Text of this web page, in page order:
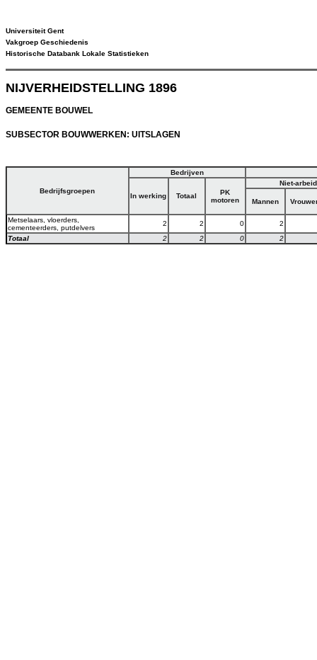
Universiteit Gent
Vakgroep Geschiedenis
Historische Databank Lokale Statistieken
NIJVERHEIDSTELLING 1896
GEMEENTE BOUWEL
SUBSECTOR BOUWWERKEN: UITSLAGEN
Bedrijfsgroepen
Bedrijven
In werking Totaal
PK
motoren
Niet-
Mannen
Metselaars, vloerders,
cementeerders, putdelvers
2 2 0
2
Totaal
2 2 0 2